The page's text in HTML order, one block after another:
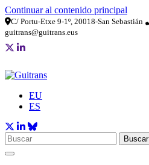
Continuar al contenido principal
C/ Portu-Etxe 9-1º, 20018-San Sebastián
guitrans@guitrans.eus
EU
ES
Buscar